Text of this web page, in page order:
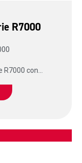
R7000
con...